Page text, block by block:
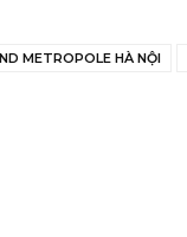
METROPOLE HÀ NỘI